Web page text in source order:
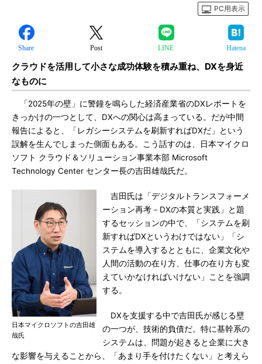
PC用表示
Share Post LINE Hatena
クラウドを活用して小さな成功体験を積み重ね、DXを身近
なものに
「2025年の壁」に警鐘を鳴らした経済産業省のDXレポートを
きっかけの一つとして、DXへの関心は高まっている。だが中間
報告によると、「レガシーシステムを刷新すればDXだ」という
誤解を生んでしまった側面もある。こう話すのは、日本マイクロ
ソフト クラウド＆ソリューション事業本部 Microsoft
Technology Center センター長の吉田雄哉氏だ。
日本マイクロソフトの吉田雄
哉氏
吉田氏は「デジタルトランスフォーメ
ーション再考－DXの本質と実践」と題
するセッションの中で、「システムを刷
新すればDXというわけではない」「シ
ステムを導入するとともに、企業文化や
人間の活動の在り方、仕事の在り方も変
えていかなければいけない」ことを強調
する。
DXを支援する中で吉田氏が感じる壁
の一つが、技術的負債だ。特に基幹系の
システムは、問題が起きると企業に大き
な影響を与えることから、「あまり手を付けたくない」と考えら